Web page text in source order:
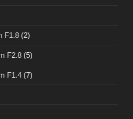
F1.8 (2)
F2.8 (5)
F1.4 (7)